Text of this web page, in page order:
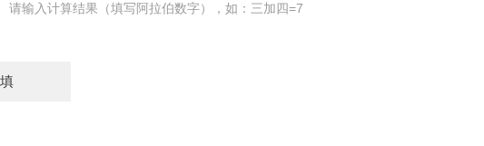
请输入计算结果（填写阿拉伯数字），如：三加四=7